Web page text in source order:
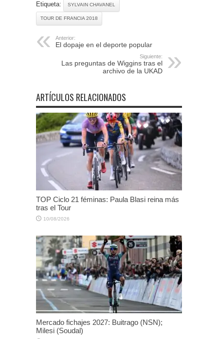
Etiqueta: SYLVAIN CHAVANEL
TOUR DE FRANCIA 2018
Anterior:
El dopaje en el deporte popular
Siguiente:
Las preguntas de Wiggins tras el
archivo de la UKAD
ARTÍCULOS RELACIONADOS
TOP Ciclo 21 féminas: Paula Blasi reina más
tras el Tour
10/08/2026
Mercado fichajes 2027: Buitrago (NSN);
Milesi (Soudal)